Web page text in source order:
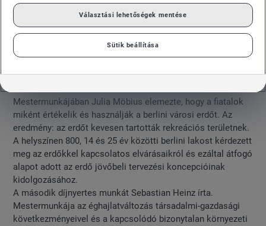
Mestermunkájában Julia Möbius elemezte, hogy a fiatalok
miként értékelik és használják a berlini városi erdőt. Az
eredmény: az erdőt kevesen tartották rekreációs területnek.
A helyszínen 800, 14 és 25 év közötti berlini lakost kérdezett
meg az erdőkkel kapcsolatos elvárásaikról és ezáltal átfogó
alapot adott az erdő jövőbeli tervezési koncepcióinak
kidolgozásához.
A második díjnyertes munkát Sebastian Heinz írta.
Mestermunkája az éghajlatváltozás társadalmi-gazdasági
következményeivel és a kapcsolódó bizonytalan környezeti
Választási lehetőségek mentése
Sütik beállítása